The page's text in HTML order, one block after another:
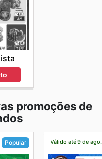
promoções de
Popular Válido até 9 de ago.